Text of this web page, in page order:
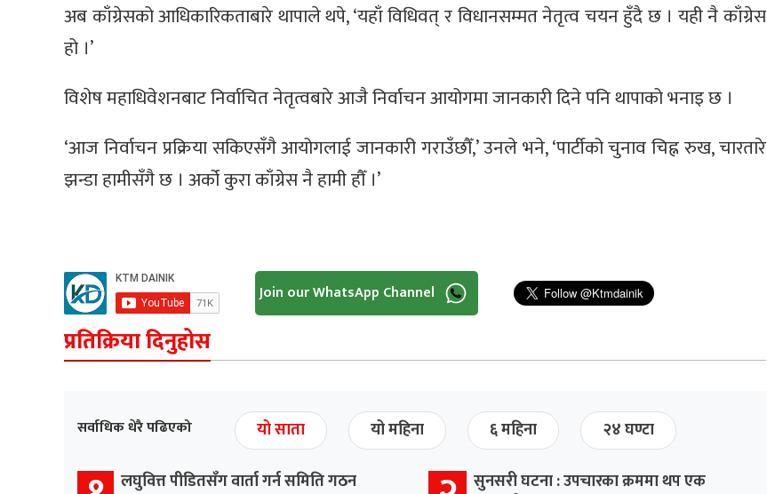
अब काँग्रेसको आधिकारिकताबारे थापाले थपे, ‘यहाँ विधिवत् र विधानसम्मत नेतृत्व चयन हुँदै छ । यही नै काँग्रेस
हो ।’
विशेष महाधिवेशनबाट निर्वाचित नेतृत्वबारे आजै निर्वाचन आयोगमा जानकारी दिने पनि थापाको भनाइ छ ।
‘आज निर्वाचन प्रक्रिया सकिएसँगै आयोगलाई जानकारी गराउँछौँ,’ उनले भने, ‘पार्टीको चुनाव चिह्न रुख, चारतारे
झन्डा हामीसँगै छ । अर्को कुरा काँग्रेस नै हामी हौँ ।’
Join our WhatsApp Channel
प्रतिक्रिया दिनुहोस
सर्वाधिक धेरै पढिएको यो साता यो महिना ६ महिना २४ घण्टा
लघुवित्त पीडितसँग वार्ता गर्न समिति गठन
सुनसरी घटना : उपचारका क्रममा थप एक